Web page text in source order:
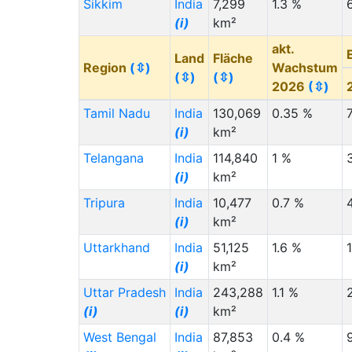
(i) 2,000
6,000
Haiti (HT)
2,000
2,000
Latvia (LV)(i) 2,000
18,000
Moldova (MD)(i) 2,000
North Macedonia
2,000 3,000
Staat (Code) (⇳)
Migration
Von
Migration
Malta (MT)
2,000
35,000
2,000
Turkmenistan (TM)
(i)
2,000 3,000
Azerbaijan (AZ)(i) 3,000
40,000
Sikkim
India
(i)
7,299
km²
1.3 %
Region (⇳)
Land
(⇳)
Fläche
(⇳)
akt.
Wachstum
2026 (⇳)
Tamil Nadu
India
(i)
130,069
km²
0.35 %
Telangana
India
(i)
114,840
km²
1 %
Tripura
India
(i)
10,477
km²
0.7 %
Uttarkhand
India
(i)
51,125
km²
1.6 %
Uttar Pradesh
(i)
India
(i)
243,288
km²
1.1 %
West Bengal
India
87,853
0.4 %